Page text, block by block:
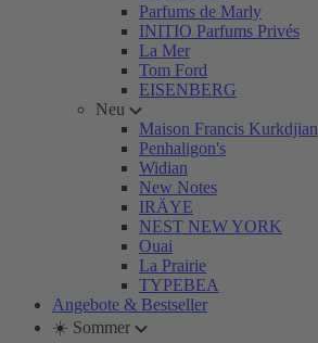
Parfums de Marly
INITIO Parfums Privés
La Mer
Tom Ford
EISENBERG
Neu
Maison Francis Kurkdjian
Penhaligon's
Widian
New Notes
IRÄYE
NEST NEW YORK
Ouai
La Prairie
TYPEBEA
Angebote & Bestseller
☀️ Sommer